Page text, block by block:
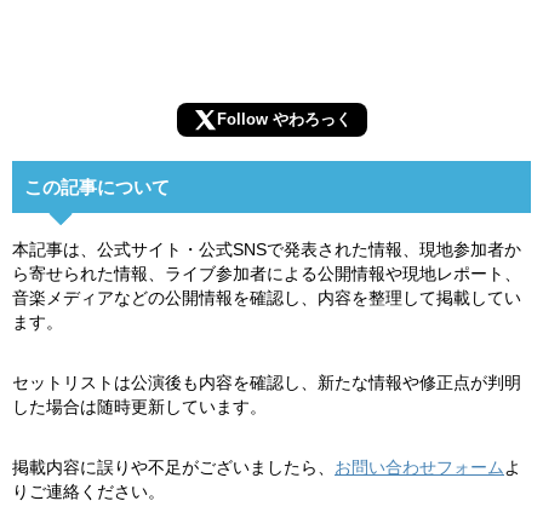
Follow やわろっく
この記事について
本記事は、公式サイト・公式SNSで発表された情報、現地参加者か
ら寄せられた情報、ライブ参加者による公開情報や現地レポート、
音楽メディアなどの公開情報を確認し、内容を整理して掲載してい
ます。
セットリストは公演後も内容を確認し、新たな情報や修正点が判明
した場合は随時更新しています。
掲載内容に誤りや不足がございましたら、 お問い合わせフォームよ
りご連絡ください。